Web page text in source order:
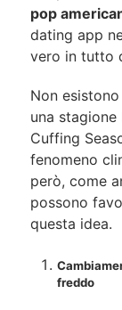
pop
dating app
vero in tutto
Non
una stagione
Cuffing
fenomeno
però, come
possono
questa idea.
freddo